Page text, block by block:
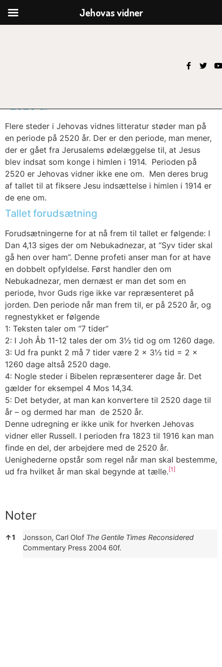
2520 år
Flere steder i Jehovas vidnes litteratur støder man på
en periode på 2520 år. Der er den periode, man mener,
der er gået fra Jerusalems ødelæggelse til, at Jesus
blev indsat som konge i himlen i 1914. Perioden på
2520 er Jehovas vidner ikke ene om. Men deres brug
af tallet til at fiksere Jesu indsættelse i himlen i 1914 er
de ene om.
Tallet forudsætning
Forudsætningerne for at nå frem til tallet er følgende: I
Dan 4,13 siges der om Nebukadnezar, at “Syv tider skal
gå hen over ham”. Denne profeti anser man for at have
en dobbelt opfyldelse. Først handler den om
Nebukadnezar, men dernæst er man det som en
periode, hvor Guds rige ikke var repræsenteret på
jorden. Den periode når man frem til, er på 2520 år, og
regnestykket er følgende
1: Teksten taler om “7 tider”
2: I Joh Åb 11-12 tales der om 3½ tid og om 1260 dage.
3: Ud fra punkt 2 må 7 tider være 2 x 3½ tid = 2 x
1260 dage altså 2520 dage.
4: Nogle steder i Bibelen repræsenterer dage år. Det
gælder for eksempel 4 Mos 14,34.
5: Det betyder, at man kan konvertere til 2520 dage til
år – og dermed har man de 2520 år.
Denne udregning er ikke unik for hverken Jehovas
vidner eller Russell. I perioden fra 1823 til 1916 kan man
finde en del, der arbejdere med de 2520 år.
Uenighederne opstår som regel når man skal bestemme,
ud fra hvilket år man skal begynde at tælle.[1]
Noter
Noter
↑1 Jonsson, Carl Olof The Gentile Times Reconsidered
Commentary Press 2004 60f.
Jehovas vidner